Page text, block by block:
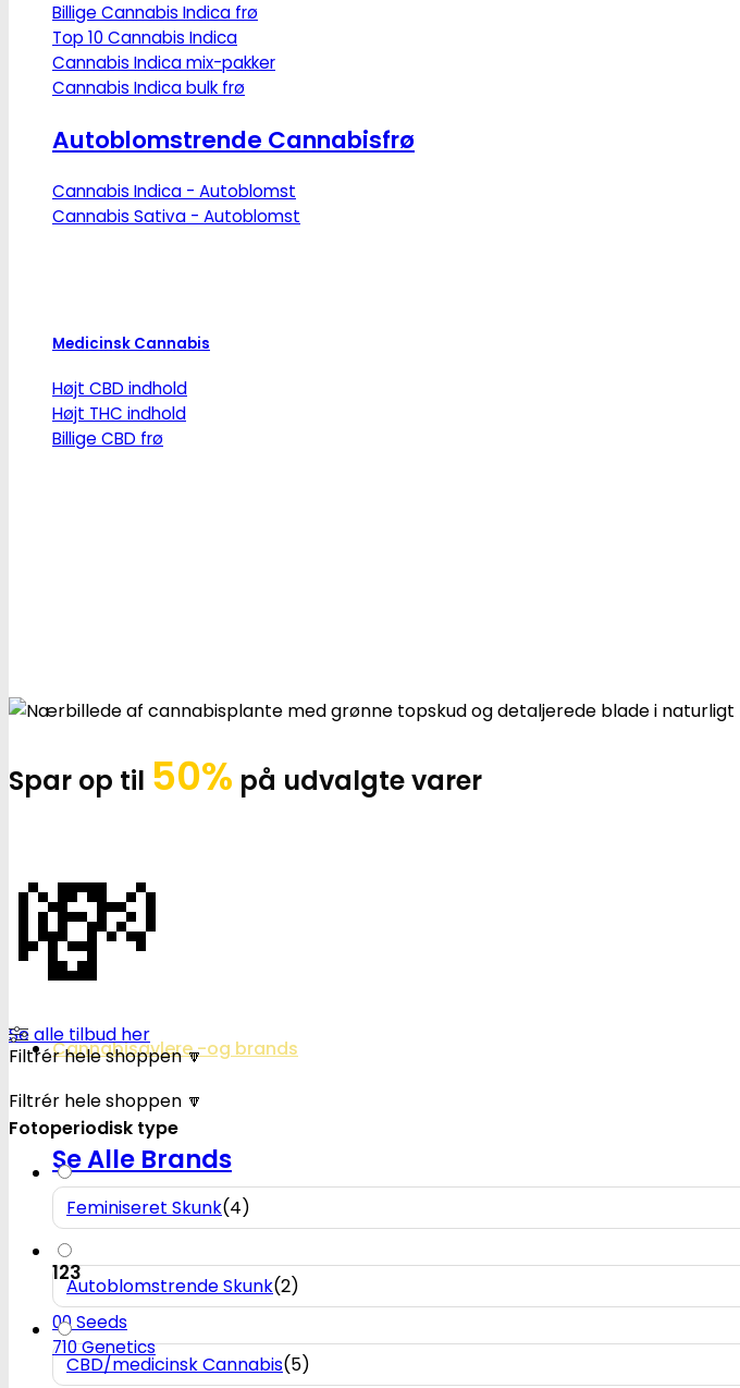
Billige Cannabis Indica frø
Top 10 Cannabis Indica
Cannabis Indica mix-pakker
Cannabis Indica bulk frø
Autoblomstrende Cannabisfrø
Cannabis Indica - Autoblomst
Cannabis Sativa - Autoblomst
Medicinsk Cannabis
Højt CBD indhold
Højt THC indhold
Billige CBD frø
Cannabisavlere -og brands
Se Alle Brands
123
00 Seeds
710 Genetics
Spar op til 50% på udvalgte varer
💸
Se alle tilbud her
Filtrér hele shoppen 🔽
Filtrér hele shoppen 🔽
Fotoperiodisk type
Feminiseret Skunk(4)
Autoblomstrende Skunk(2)
CBD/medicinsk Cannabis(5)